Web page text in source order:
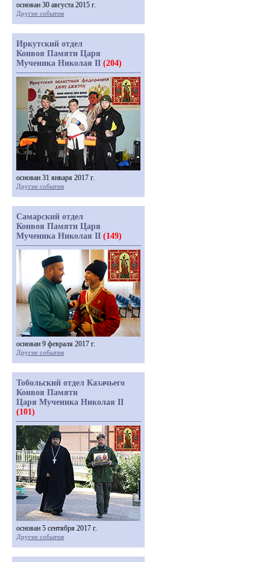
основан 30 августа 2015 г.
Другие события
Иркутский отдел
Конвоя Памяти Царя
Мученика Николая II (204)
основан 31 января 2017 г.
Другие события
Самарский отдел
Конвоя Памяти Царя
Мученика Николая II (149)
основан 9 февраля 2017 г.
Другие события
Тобольский отдел Казачьего
Конвоя Памяти
Царя Мученика Николая II
(101)
основан 5 сентября 2017 г.
Другие события